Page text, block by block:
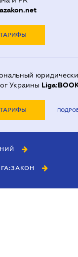
ТАРИФЫ
Украины
ТАРИФЫ